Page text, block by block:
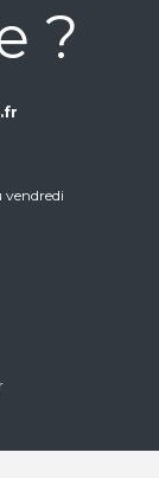
?
vendredi